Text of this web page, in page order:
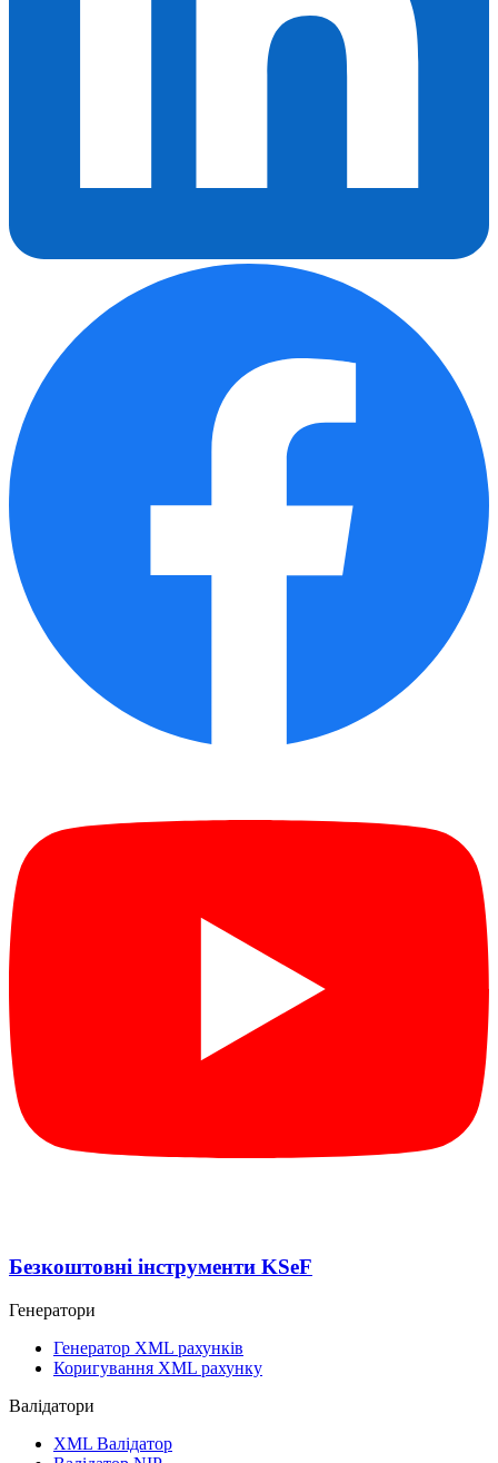
Безкоштовні інструменти KSeF
Генератори
Генератор XML рахунків
Коригування XML рахунку
Валідатори
XML Валідатор